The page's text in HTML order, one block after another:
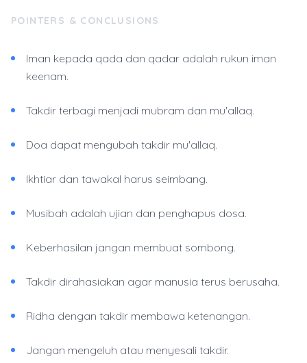
POINTERS & CONCLUSIONS
Iman kepada qada dan qadar adalah rukun iman
keenam.
Takdir terbagi menjadi mubram dan mu'allaq.
Doa dapat mengubah takdir mu'allaq.
Ikhtiar dan tawakal harus seimbang.
Musibah adalah ujian dan penghapus dosa.
Keberhasilan jangan membuat sombong.
Takdir dirahasiakan agar manusia terus berusaha.
Ridha dengan takdir membawa ketenangan.
Jangan mengeluh atau menyesali takdir.